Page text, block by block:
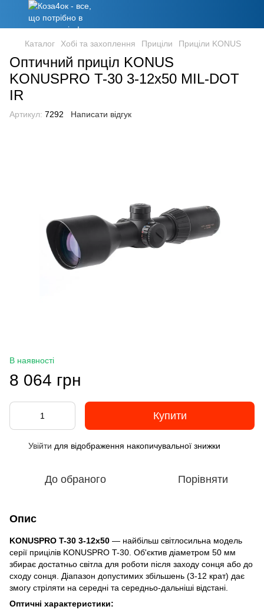
Каталог Хобі та захоплення Приціли Приціли KONUS
Оптичний приціл KONUS
KONUSPRO T-30 3-12x50 MIL-DOT
IR
Артикул: 7292 Написати відгук
В наявності
8 064 грн
Купити
Увійти для відображення накопичувальної знижки
До обраного Порівняти
Опис
KONUSPRO T-30 3-12x50 — найбільш світлосильна модель
серії прицілів KONUSPRO T-30. Об'єктив діаметром 50 мм
збирає достатньо світла для роботи після заходу сонця або до
сходу сонця. Діапазон допустимих збільшень (3-12 крат) дає
змогу стріляти на середні та середньо-дальніші відстані.
Оптичні характеристики: